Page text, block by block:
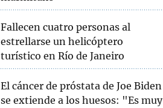
Fallecen cuatro personas al
estrellarse un helicóptero
turístico en Río de Janeiro
El cáncer de próstata de Joe Biden
se extiende a los huesos: "Es muy